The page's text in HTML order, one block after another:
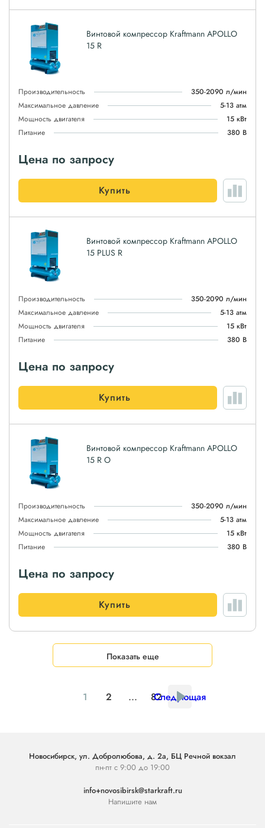
Винтовой компрессор Kraftmann APOLLO
15 R
Производительность
350-2090 л/мин
Максимальное давление
5-13 атм
Мощность двигателя
15 кВт
Питание
380 В
Цена по запросу
Купить
Винтовой компрессор Kraftmann APOLLO
15 PLUS R
Производительность
350-2090 л/мин
Максимальное давление
5-13 атм
Мощность двигателя
15 кВт
Питание
380 В
Цена по запросу
Купить
Винтовой компрессор Kraftmann APOLLO
15 R O
Производительность
350-2090 л/мин
Максимальное давление
5-13 атм
Мощность двигателя
15 кВт
Питание
380 В
Цена по запросу
Купить
Показать еще
1 2 ... 82
Следующая
Новосибирск, ул. Добролюбова, д. 2а, БЦ Речной вокзал
пн-пт с 9:00 до 19:00
info+novosibirsk@starkraft.ru
Напишите нам